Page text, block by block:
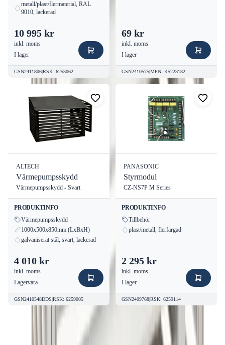
metall/plast/flermaterial, RAL
9010, lackerad
10 995 kr
inkl. moms
I lager
GSN2411806|RSK: 6253062
69 kr
inkl. moms
I lager
GSN2410575|MPN: K5223182
ALTECH
Värmepumpsskydd
Värmepumpsskydd - Svart
PRODUKTINFO
Värmepumpsskydd
1000x500x850mm (LxBxH)
galvaniserat stål, svart, lackerad
4 010 kr
inkl. moms
Lagervara
GSN2410548DDS|RSK: 6259005
PANASONIC
Styrmodul
CZ-NS7P M Series
PRODUKTINFO
Tillbehör
plast/metall, flerfärgad
2 295 kr
inkl. moms
I lager
GSN2409768|RSK: 6259114
Fler produkter från